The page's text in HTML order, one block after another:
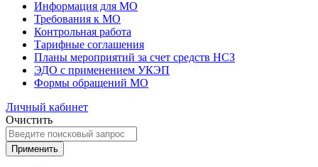
Информация для МО
Требования к МО
Контрольная работа
Тарифные соглашения
Планы мероприятий за счет средств НСЗ
ЭДО с применением УКЭП
Формы обращений МО
Личный кабинет
Очистить
Применить